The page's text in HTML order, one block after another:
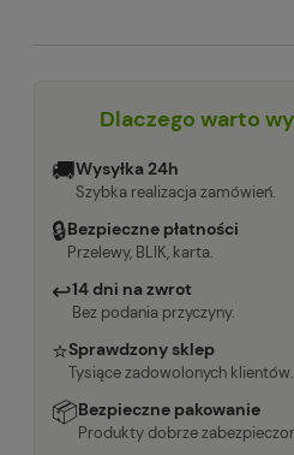
Dlaczego warto
🚚Wysyłka 24h
Szybka realizacja zamówień.
🔒Bezpieczne płatności
Przelewy, BLIK, karta.
↩14 dni na zwrot
Bez podania przyczyny.
⭐Sprawdzony sklep
Tysiące zadowolonych klientów.
📦Bezpieczne pakowanie
Produkty dobrze